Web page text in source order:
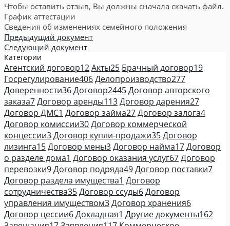
Чтобы оставить отзыв, Вы должны сначала скачать файл.
График аттестации
Сведения об изменениях семейного положения
Предыдущий документ
Следующий документ
Категории
Агентский договор12Акты25 Брачный договор19
Госрегулирование406Делопроизводство277
Доверенности36Договор2445Договор авторского
заказа7Договор аренды113Договор дарения27
Договор ДМС1 Договор займа27Договор залога4
Договор комиссии30Договор коммерческой
концессии3Договор купли-продажи35Договор
лизинга15Договор мены3Договор найма17Договор
о разделе дома1 Договор оказания услуг67Договор
перевозки9Договор подряда49Договор поставки7
Договор раздела имущества1 Договор
сотрудничества35Договор ссуды6Договор
управления имуществом3Договор хранения6
Договор цессии6Докладная1 Другие документы162